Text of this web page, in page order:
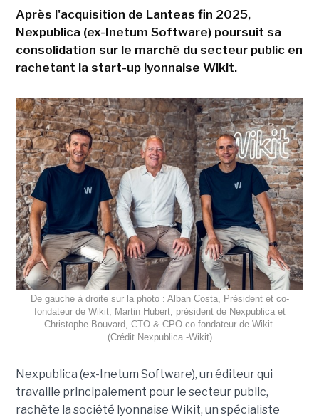
Après l'acquisition de Lanteas fin 2025,
Nexpublica (ex-Inetum Software) poursuit sa
consolidation sur le marché du secteur public en
rachetant la start-up lyonnaise Wikit.
De gauche à droite sur la photo : Alban Costa, Président et co-
fondateur de Wikit, Martin Hubert, président de Nexpublica et
Christophe Bouvard, CTO & CPO co-fondateur de Wikit.
(Crédit Nexpublica -Wikit)
Nexpublica (ex-Inetum Software), un éditeur qui
travaille principalement pour le secteur public,
rachète la société lyonnaise Wikit, un spécialiste